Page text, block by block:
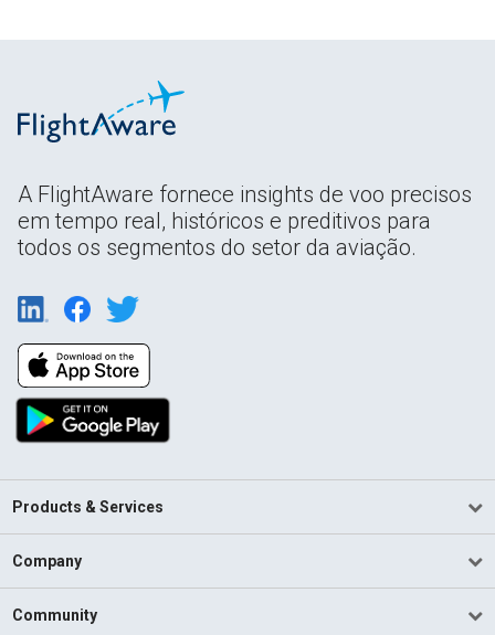
A FlightAware fornece insights de voo precisos
em tempo real, históricos e preditivos para
todos os segmentos do setor da aviação.
Products & Services
Company
Community